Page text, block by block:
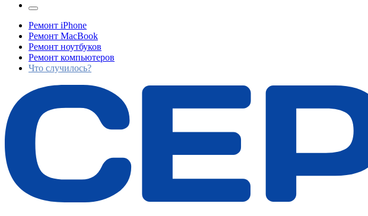
Ремонт iPhone
Ремонт MacBook
Ремонт ноутбуков
Ремонт компьютеров
Что случилось?